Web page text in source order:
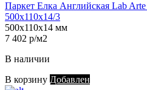
Паркет Елка Английская Lab
500х110х14/3
500х110х14 мм
7 402 р/м2
В наличии
В корзину Добавлен